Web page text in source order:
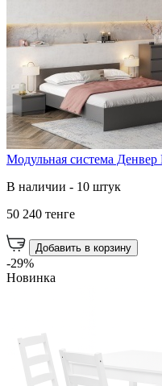
Модульная система
В наличии - 10 штук
50 240 тенге
Добавить в корзину
-29%
Новинка